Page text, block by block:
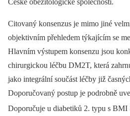
České obezitologické společnosti.
Citovaný konsenzus je mimo jiné
objektivním přehledem týkajícím se
Hlavním výstupem konsenzu jsou
chirurgickou léčbu DM2T, která
jako integrální součást léčby již
Doporučovaný postup je podrobně
Doporučuje u diabetiků 2. typu s BMI